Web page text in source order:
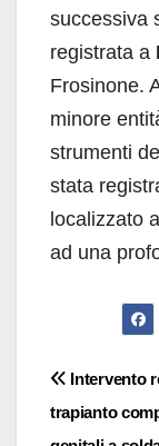
successiva
registrata a
Frosinone.
minore
strumenti
stata
localizzato a
ad una
Intervento
trapianto